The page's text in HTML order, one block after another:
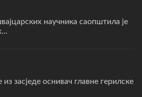
научника саопштила је
из засједе оснивач главне герилске